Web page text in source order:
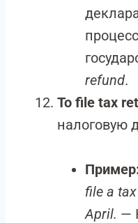
refund.
To file tax
налоговую
file a
April. —